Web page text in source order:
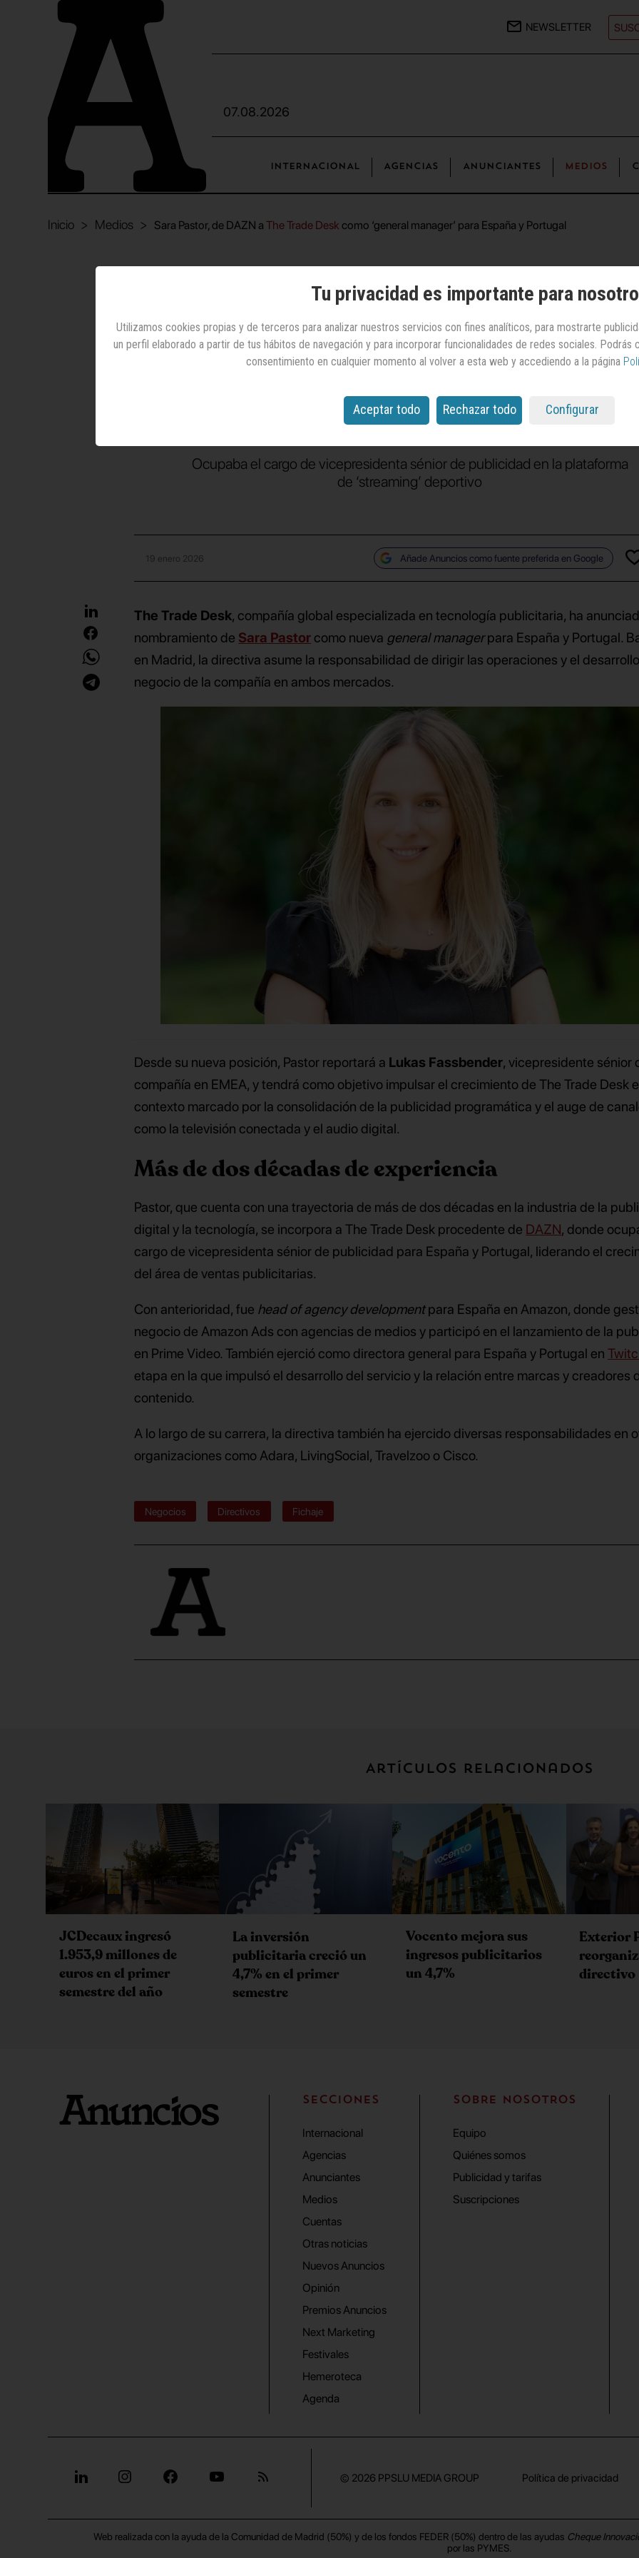
NEWSLETTER
07.08.2026
INTERNACIONAL AGENCIAS ANUNCIANTES MEDIOS
Inicio Medios Sara Pastor, de DAZN aThe Trade Desk como ‘general manager’ para España y Portugal
Sara Pastor, de DAZN aThe
Trade Deskcomo ‘general
manager’ para España y
Portugal
Ocupaba el cargo de vicepresidenta sénior de publicidad en la plataforma
de ‘streaming’ deportivo
19 enero 2026 Añade Anuncios como fuente preferida en Google
The Trade Desk, compañía global especializada en tecnología publicitaria, ha
nombramiento de Sara Pastor como nueva general managerpara España y Portugal.
en Madrid, la directiva asume la responsabilidad de dirigir las operaciones y el
negocio de la compañía en ambos mercados.
Desde su nueva posición, Pastor reportará a Lukas Fassbender, vicepresidente sénior
compañía en EMEA, y tendrá como objetivo impulsar el crecimiento de The Trade Desk
contexto marcado por la consolidación de la publicidad programática y el auge de
como la televisión conectada y el audio digital.
Más de dos décadas de experiencia
Pastor, que cuenta con una trayectoria de más de dos décadas en la industria de la
digital y la tecnología, se incorpora a The Trade Desk procedente de DAZN, donde
cargo de vicepresidenta sénior de publicidad para España y Portugal, liderando el
del área de ventas publicitarias.
Con anterioridad, fue head of agency developmentpara España en Amazon, donde
negocio de Amazon Ads con agencias de medios y participó en el lanzamiento de la
en Prime Video. También ejerció como directora general para España y Portugal en
etapa en la que impulsó el desarrollo del servicio y la relación entre marcas y creadores
contenido.
A lo largo de su carrera, la directiva también ha ejercido diversas responsabilidades en
organizaciones como Adara, LivingSocial, Travelzoo o Cisco.
Negocios Directivos Fichaje
Artículos relacionados
JCDecaux ingresó
1.953,9 millones de
euros en el primer
semestre del año
La inversión
publicitaria creció un
4,7% en el primer
semestre
Vocento mejora sus
ingresos publicitarios
un 4,7%
Exterior
directivo
Tu privacidad es importante para
Utilizamos cookies propias y de terceros para analizar nuestros servicios con fines analíticos, para mostrarte
un perfil elaborado a partir de tus hábitos de navegación y para incorporar funcionalidades de redes sociales.
consentimiento en cualquier momento al volver a esta web y accediendo a la página
Aceptar todo Rechazar todo Configurar
SECCIONES
Internacional
Agencias
Anunciantes
Medios
Cuentas
Otras noticias
Nuevos Anuncios
Opinión
Premios Anuncios
Next Marketing
Festivales
Hemeroteca
Agenda
SOBRE NOSOTROS
Equipo
Quiénes somos
Publicidad y tarifas
Suscripciones
© 2026 PPSLU MEDIA GROUP Política de privacidad
Web realizada con la ayuda de la Comunidad de Madrid (50%) y de los fondos FEDER (50%) dentro de las ayudas Cheque
por las PYMES.